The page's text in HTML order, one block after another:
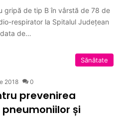
gripă de tip B în vârstă de 78 de
respirator la Spitalul Județean
de…
Sănătate
2018 0
prevenirea
și